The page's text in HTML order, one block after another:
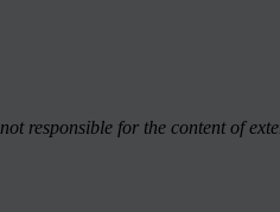
not responsible for the content of